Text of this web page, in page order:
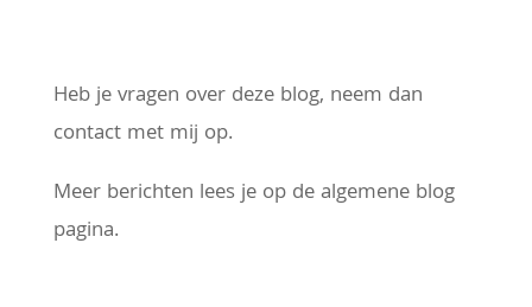
Heb je vragen over deze blog, neem dan
contact met mij op.
Meer berichten lees je op de algemene blog
pagina.